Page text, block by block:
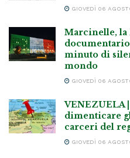
GIOVEDÌ 06
Marcinelle, la
minuto di
mondo
GIOVEDÌ 06
VENEZUELA
dimenticare
carceri del
GIOVEDÌ 06